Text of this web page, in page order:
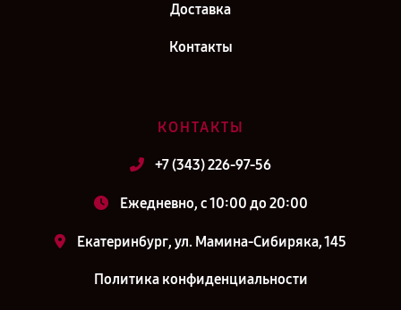
Доставка
Контакты
КОНТАКТЫ
+7 (343) 226-97-56
Ежедневно, с 10:00 до 20:00
Екатеринбург, ул. Мамина-Сибиряка, 145
Политика конфиденциальности